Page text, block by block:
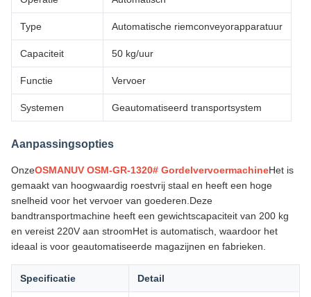
Type Automatische riemconveyorapparatuur
Capaciteit 50 kg/uur
Functie Vervoer
Systemen Geautomatiseerd transportsystem
Aanpassingsopties
OnzeOSMANUV OSM-GR-1320# GordelvervoermachineHet is
gemaakt van hoogwaardig roestvrij staal en heeft een hoge
snelheid voor het vervoer van goederen.Deze
bandtransportmachine heeft een gewichtscapaciteit van 200 kg
en vereist 220V aan stroomHet is automatisch, waardoor het
ideaal is voor geautomatiseerde magazijnen en fabrieken.
Specificatie Detail